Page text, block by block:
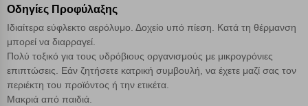
Οδηγίες Προφύλαξης
Ιδιαίτερα εύφλεκτο αερόλυμο. Δοχείο υπό πίεση. Κατά τη θέρμανση
μπορεί να διαρραγεί.
Πολύ τοξικό για τους υδρόβιους οργανισμούς με μικρογρόνιες
επιπτώσεις. Εάν ζητήσετε κατρική συμβουλή, να έχετε μαζί σας τον
περιέκτη του προϊόντος ή την ετικέτα.
Μακριά από παιδιά.
Απολύτως απαραίτητα cookies
Αποθήκευση ρυθμίσεων